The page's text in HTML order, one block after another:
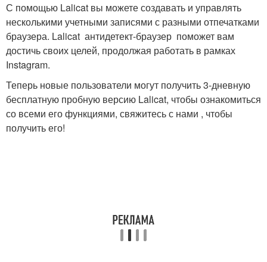
С помощью Lalicat вы можете создавать и управлять
несколькими учетными записями с разными отпечатками
браузера. Lalicat антидетект-браузер поможет вам
достичь своих целей, продолжая работать в рамках
Instagram.
Теперь новые пользователи могут получить 3-дневную
бесплатную пробную версию Lalicat, чтобы ознакомиться
со всеми его функциями, свяжитесь с нами , чтобы
получить его!